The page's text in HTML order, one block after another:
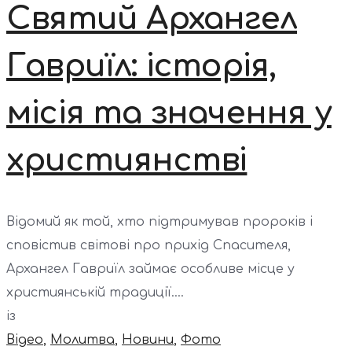
Святий Архангел
Гавриїл: історія,
місія та значення у
християнстві
Відомий як той, хто підтримував пророків і
сповістив світові про прихід Спасителя,
Архангел Гавриїл займає особливе місце у
християнській традиції....
із
Відео, Молитва, Новини, Фото